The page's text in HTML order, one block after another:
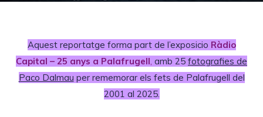
Aquest reportatge forma part de l’exposicio Ràdio
Capital – 25 anys a Palafrugell, amb 25 fotografies de
Paco Dalmau per rememorar els fets de Palafrugell del
2001 al 2025.